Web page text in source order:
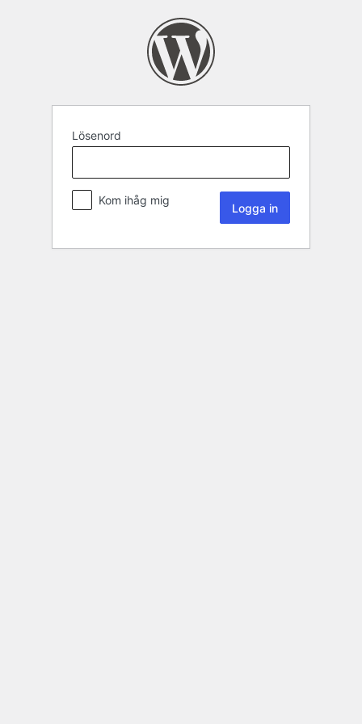
Lösenord
Kom ihåg mig